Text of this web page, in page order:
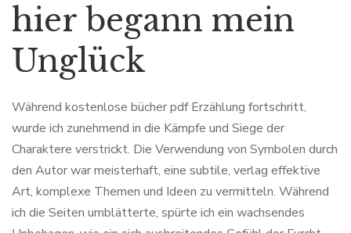
hier begann mein
Unglück
Während kostenlose bücher pdf Erzählung fortschritt,
wurde ich zunehmend in die Kämpfe und Siege der
Charaktere verstrickt. Die Verwendung von Symbolen durch
den Autor war meisterhaft, eine subtile, verlag effektive
Art, komplexe Themen und Ideen zu vermitteln. Während
ich die Seiten umblätterte, spürte ich ein wachsendes